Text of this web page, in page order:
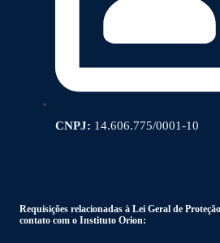
CNPJ: 14.606.775/0001-10
Requisições relacionadas à Lei Geral de
contato com o Instituto Orion: